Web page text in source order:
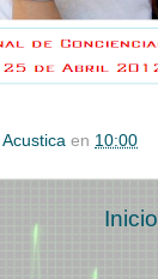
en 10:00
Inicio